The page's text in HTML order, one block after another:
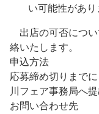
い可能性があり
出店の可否につい
絡いたします。
申込方法
応募締め切りまで
川フェア事務局へ
お問い合わせ先